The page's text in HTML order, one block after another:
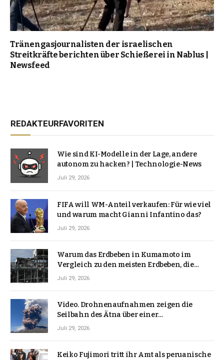
Tränengasjournalisten der israelischen
Streitkräfte berichten über Schießerei in Nablus |
Newsfeed
REDAKTEURFAVORITEN
Wie sind KI-Modelle in der Lage, andere
autonom zu hacken? | Technologie-News
Juli 29, 2026
FIFA will WM-Anteil verkaufen: Für wie viel
und warum macht Gianni Infantino das?
Juli 29, 2026
Warum das Erdbeben in Kumamoto im
Vergleich zu den meisten Erdbeben, die
Japan erschütterten, ungewöhnlich ist
Juli 29, 2026
Video. Drohnenaufnahmen zeigen die
Seilbahn des Ätna über einer
Vulkanlandschaft
Juli 29, 2026
Keiko Fujimori tritt ihr Amt als peruanische